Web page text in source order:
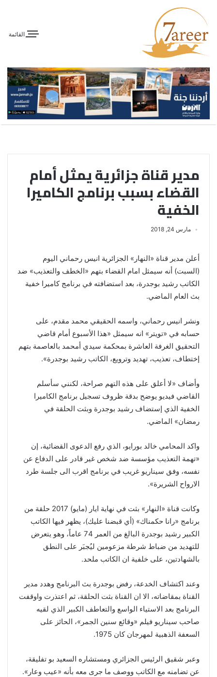
القائمة
مدير قناة جزائرية يمثل أمام
القضاء بسبب برنامج الكاميرا
الخفية
مارس 24, 2018
أعلن مدير قناة «النهار» الجزائرية انيس رحماني اليوم
(السبت) أنه سيمثل امام القضاء بتهم «الخطف والتعذيب» ضد
الكاتب رشيد بوجدرة، بعد استضافته في برنامج كاميرا خفية
بث العام الماضي.
ونشر انيس رحماني، واسمه الحقيقي محمد مقدم، على
حسابه في «تويتر» انه سيمثل «هذا الأسبوع أمام قاضي
التحقيق الغرفة العاشرة بمحكمة سيدي أمحمد بالعاصمة بتهم
إختطاف، تعذيب، تهديد وترويع، الكاتب رشيد بوجدرة».
وأضاف «لا أعلق على هذه التهم صراحة، لكنني سأسلم
القاضي فيديو يوضح بدقة ظروف تسجيل برنامج الكاميرا
الخفية الذي إستضاف رشيد بوجدرة وبثت الحلقة في
رمضان» الماضي.
واكد المحامي خالد بورايو، الذي رفع الدعوى القضائية، إن
«تهمة التعذيب مؤسسة ضد شخص غير قادر على الدفاع عن
نفسه، وفق سيناريو غريب في برنامج اقرب الى جلسة طرد
الارواح الشريرة».
وكانت قناة «النهار» بثت في نهاية ايار (مايو) 2017 حلقة من
برنامج «رانا حكمناك» (أي قبضنا عليك)، يظهر فيها الكاتب
الكبير رشيد بوجدرة البالغ من العمر 74 عاماً، وهو يتعرض
للتهديد من ضباط شرطة مزعومين ليُجبَر على النطق
بالشهادتين، على خلفية ان الكاتب ملحد.
وعند اكتشاف الخدعة، رفض بوجدرة بث البرنامج وهدد مدير
القناة بمقاضاته، الا ان القناة بثت الحلقة، ثم اعتذرت واوقفت
البرنامج بعد الاستياء الواسع والتعاطف الكبير الذي لقيه
صاحب سيناريو فيلم «وقائع سنين الجمر»، الحائز على
السعفة الذهبية لمهرجان كان 1975.
وعبر شقيق الرئيس الجزائري ومستشاره السعيد بو تفليقة،
عن تضامنه مع الكاتب ووصف ما جرى معه بأنه «عيب وعار».